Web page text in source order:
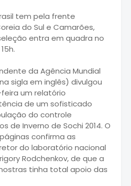
tem pela frente
do Sul e Camarões,
entra em quadra no
da Agência Mundial
sigla em inglês) divulgou
um relatório
de um sofisticado
do controle
de Inverno de Sochi 2014. O
confirma as
do laboratório nacional
Rodchenkov, de que a
tinha total apoio das